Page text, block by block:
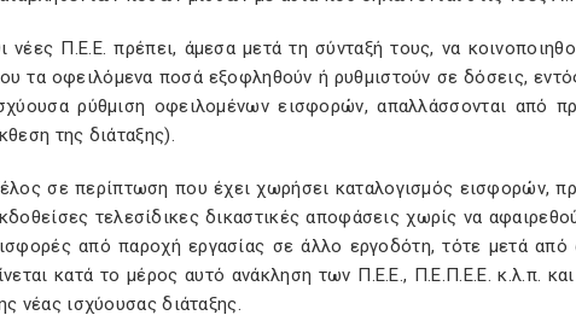
νέες Π.Ε.Ε. πρέπει, άμεσα μετά τη σύνταξή τους, να
τα οφειλόμενα ποσά εξοφληθούν ή ρυθμιστούν σε δόσεις,
ρύθμιση οφειλομένων εισφορών, απαλλάσσονται από
της διάταξης).
σε περίπτωση που έχει χωρήσει καταλογισμός εισφορών,
τελεσίδικες δικαστικές αποφάσεις χωρίς να
από παροχή εργασίας σε άλλο εργοδότη, τότε μετά
κατά το μέρος αυτό ανάκληση των Π.Ε.Ε., Π.Ε.Π.Ε.Ε. κ.λ.π.
νέας ισχύουσας διάταξης.